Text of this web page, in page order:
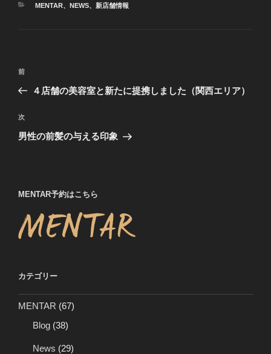
カ
MENTAR、 NEWS、 新店舗情報
投
ナ
ビ
ゲ
ン
前
の
稿
前
４店舗の美容室と新たに提携しました（関西エリア）
次
の
次
男性の前髪の与える印象
MENTAR予約はこちら
カテゴリー
MENTAR (67)
Blog (38)
News (29)